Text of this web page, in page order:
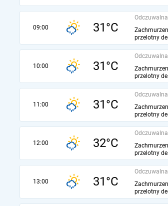
09:00 31°C
Odczuwalna
przelotny
10:00 31°C
Odczuwalna
przelotny
11:00 31°C
Odczuwalna
przelotny
12:00 32°C
Odczuwalna
przelotny
13:00 31°C
Odczuwalna
przelotny